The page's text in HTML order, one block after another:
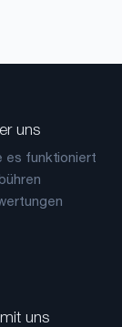
uns
es funktioniert
uns